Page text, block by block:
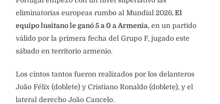
eliminatorias europeas rumbo al Mundial 2026. El
equipo lusitano le ganó 5 a 0 a Armenia, en un partido
válido por la primera fecha del Grupo F, jugado este
sábado en territorio armenio.
Los cintos tantos fueron realizados por los delanteros
João Félix (doblete) y Cristiano Ronaldo (doblete), y el
lateral derecho João Cancelo.